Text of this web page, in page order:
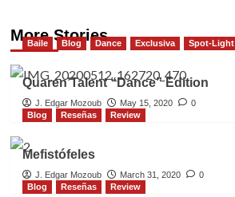
More Stories
Baile Blog Dance Exclusiva Spot-Light
Quaren’Talent “Dance” Edition
J. Edgar Mozoub May 15, 2020
0
Blog
Reseñas Review
Mefistófeles
J. Edgar Mozoub March 31, 2020
0
Blog
Reseñas Review